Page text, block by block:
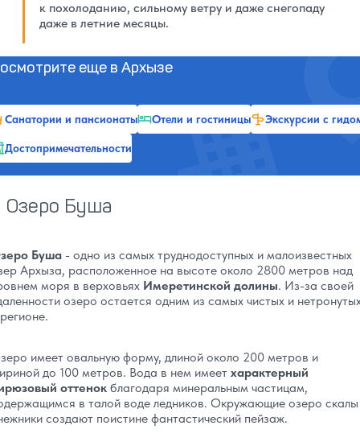
к похолоданию, сильному ветру и даже снегопаду
даже в летние месяцы.
еще в Архызе
Санатории и пансионаты Отели и гостиницы
Экскурсии с
Достопримечательности
Озеро Буша
Буша - одно из самых труднодоступных и малоизвестных
Архыза, расположенное на высоте около 2800 метров над
моря в верховьях Имеретинской долины. Из-за своей
озеро остается одним из самых чистых и
имеет овальную форму, длиной около 200 метров и
до 100 метров. Вода в нем имеет характерный
оттенок благодаря минеральным частицам,
в талой воде ледников. Окружающие озеро
создают поистине фантастический пейзаж.